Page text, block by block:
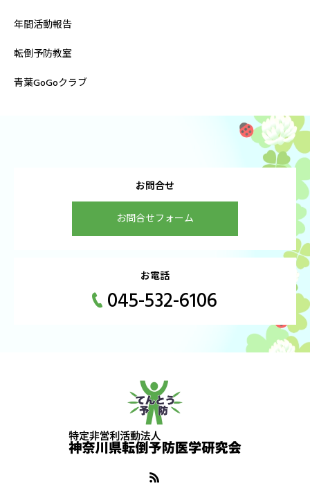
年間活動報告
転倒予防教室
青葉GoGoクラブ
お問合せ
お問合せフォーム
お電話
045-532-6106